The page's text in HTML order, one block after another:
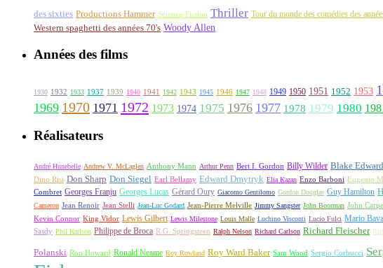
des sixties Productions Hammer Science-Fiction Thriller Tour du monde des comédies des
Western spaghetti des années 70's Woody Allen
Années des films
1930 1932 1933 1937 1939 1940 1941 1942 1943 1945 1946 1947 1948 1949 1950 1951 1952 1953
1969 1970 1971 1972 1973 1974 1975 1976 1977 1978 1979 1980
Réalisateurs
André Hunebelle Andrew V. McLaglen Anthony Mann Arthur Penn Bert I. Gordon Billy Wilder Blake
Dino Risi Don Sharp Don Siegel Earl Bellamy Edward Dmytryk Elia Kazan Enzo Barboni Eugenio
Combret Georges Franju Georges Lucas Gérard Oury Giacomo Gentilomo Gordon Douglas Guy Hamilton
Cameron Jean Renoir Jean Stelli Jean-Luc Godard Jean-Pierre Melville Jimmy Sangster John Boorman John
Kevin Connor King Vidor Lewis Gilbert Lewis Milestone Louis Malle Luchino Visconti Lucio Fulci Mario Bava
Sasdy Phil Karlson Philippe de Broca R.G. Springsteen Ralph Nelson Richard Carlson Richard Fleischer
Polanski Ron Howard Ronald Neame Roy Rowland Roy Ward Baker Sam Wood Sergio Corbucci